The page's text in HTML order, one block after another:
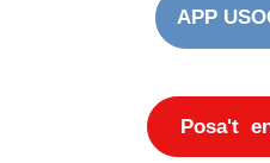
APP
Posa't